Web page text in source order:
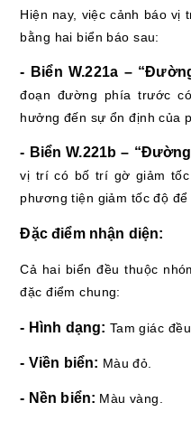
Hiện nay, việc cảnh báo vị
bằng hai biển báo sau:
- Biển W.221a –
đoạn đường phía trước
hưởng đến sự ổn định của
- Biển W.221b –
vị trí có bố trí gờ giảm tốc
phương tiện giảm tốc độ
Đặc điểm nhận diện:
Cả hai biển đều thuộc
đặc điểm chung:
- Hình dạng: Tam giác
- Viền biển: Màu đỏ.
- Nền biển: Màu vàng.